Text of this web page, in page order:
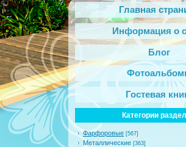
Главная
Информация о
Блог
Гостевая
Категории
Фарфоровые [567]
Металлические [363]